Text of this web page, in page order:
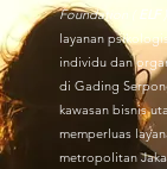
Foundation ( ELF)
layanan
individu dan
di Gading
kawasan bisnis
memperluas
metropolitan